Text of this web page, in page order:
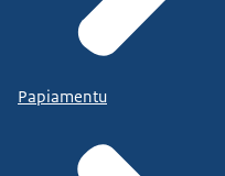
Papiamentu